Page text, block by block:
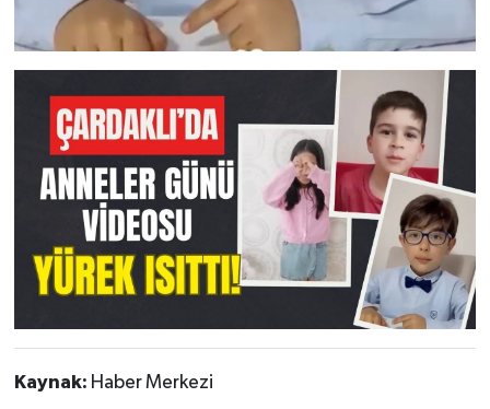
Kaynak: Haber Merkezi